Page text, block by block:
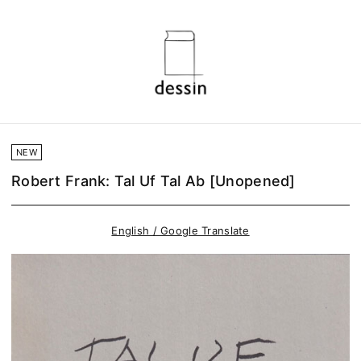
NEW
Robert Frank: Tal Uf Tal Ab [Unopened]
English / Google Translate